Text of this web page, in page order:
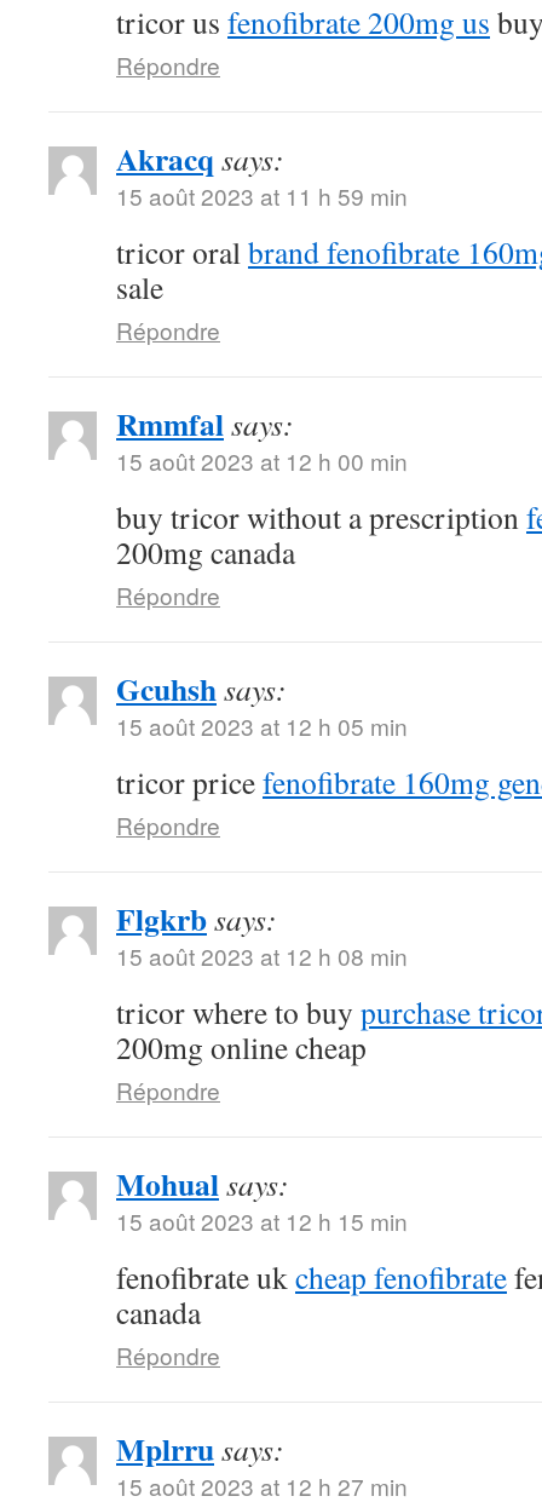
tricor us fenofibrate 200mg us
Répondre
Akracq says:
15 août 2023 at 11 h 59 min
tricor oralbrand fenofibrate
sale
Répondre
Rmmfalsays:
15 août 2023 at 12 h 00 min
buy tricor without a prescription
200mg canada
Répondre
Gcuhshsays:
15 août 2023 at 12 h 05 min
tricor pricefenofibrate 160mg
Répondre
Flgkrbsays:
15 août 2023 at 12 h 08 min
tricor where to buy purchase
200mg online cheap
Répondre
Mohualsays:
15 août 2023 at 12 h 15 min
fenofibrate ukcheap fenofibrate
canada
Répondre
Mplrrusays:
15 août 2023 at 12 h 27 min